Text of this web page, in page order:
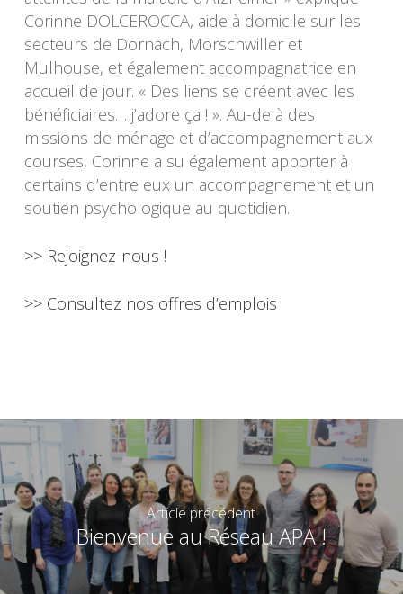
Corinne DOLCEROCCA, aide à domicile sur les
secteurs de Dornach, Morschwiller et
Mulhouse, et également accompagnatrice en
accueil de jour. « Des liens se créent avec les
bénéficiaires… j’adore ça ! ». Au-delà des
missions de ménage et d’accompagnement aux
courses, Corinne a su également apporter à
certains d’entre eux un accompagnement et un
soutien psychologique au quotidien.
>> Rejoignez-nous !
>> Consultez nos offres d’emplois
Article précédent
Bienvenue au Réseau APA !